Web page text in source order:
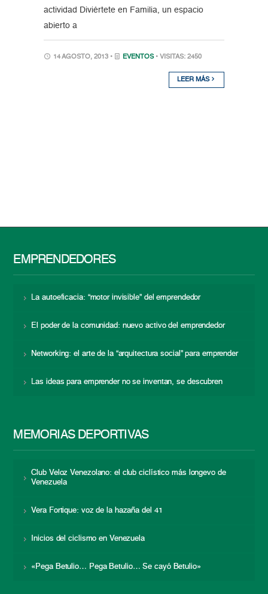
actividad Diviértete en Familia, un espacio
abierto a
14 AGOSTO, 2013 • EVENTOS • VISITAS: 2450
LEER MÁS
EMPRENDEDORES
La autoeficacia: “motor invisible” del emprendedor
El poder de la comunidad: nuevo activo del emprendedor
Networking: el arte de la “arquitectura social” para emprender
Las ideas para emprender no se inventan, se descubren
MEMORIAS DEPORTIVAS
Club Veloz Venezolano: el club ciclístico más longevo de
Venezuela
Vera Fortique: voz de la hazaña del 41
Inicios del ciclismo en Venezuela
«Pega Betulio… Pega Betulio… Se cayó Betulio»